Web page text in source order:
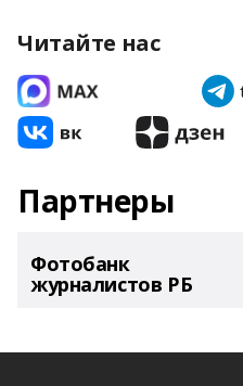
Читайте нас
Партнеры
Фотобанк
журналистов РБ